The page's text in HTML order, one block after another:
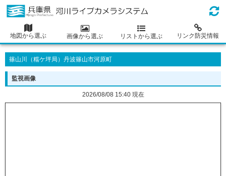
地図から選ぶ 画像から選ぶ リストから選ぶ リンク防災情報
篠山川（糯ケ坪局）丹波篠山市河原町
監視画像
2026/08/08 15:40 現在